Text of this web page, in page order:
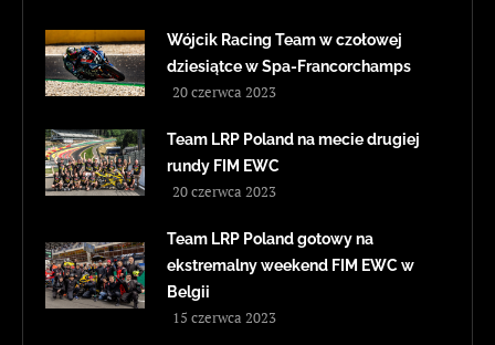
Wójcik Racing Team w czołowej
dziesiątce w Spa-Francorchamps
20 czerwca 2023
Team LRP Poland na mecie drugiej
rundy FIM EWC
20 czerwca 2023
Team LRP Poland gotowy na
ekstremalny weekend FIM EWC w
Belgii
15 czerwca 2023